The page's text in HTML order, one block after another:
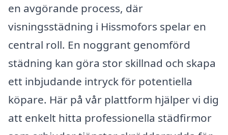
en avgörande process, där
visningsstädning i Hissmofors spelar en
central roll. En noggrant genomförd
städning kan göra stor skillnad och skapa
ett inbjudande intryck för potentiella
köpare. Här på vår plattform hjälper vi dig
att enkelt hitta professionella städfirmor